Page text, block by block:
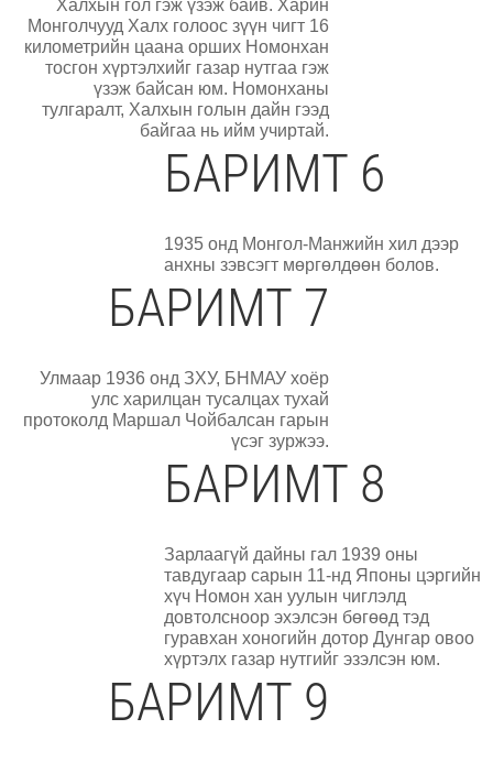
Халхын гол гэж үзэж байв. Харин
Монголчууд Халх голоос зүүн чигт 16
километрийн цаана орших Номонхан
тосгон хүртэлхийг газар нутгаа гэж
үзэж байсан юм. Номонханы
тулгаралт, Халхын голын дайн гээд
байгаа нь ийм учиртай.
БАРИМТ 6
1935 онд Монгол-Манжийн хил дээр
анхны зэвсэгт мөргөлдөөн болов.
БАРИМТ 7
Улмаар 1936 онд ЗХУ, БНМАУ хоёр
улс харилцан тусалцах тухай
протоколд Маршал Чойбалсан гарын
үсэг зуржээ.
БАРИМТ 8
Зарлаагүй дайны гал 1939 оны
тавдугаар сарын 11-нд Японы цэргийн
хүч Номон хан уулын чиглэлд
довтолсноор эхэлсэн бөгөөд тэд
гуравхан хоногийн дотор Дунгар овоо
хүртэлх газар нутгийг эзэлсэн юм.
БАРИМТ 9